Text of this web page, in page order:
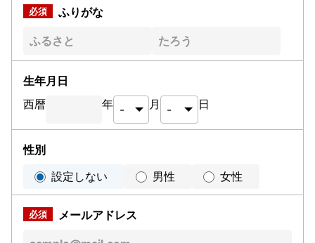
ふりがな
生年月日
西暦
年 月 日
性別
設定しない
男性 女性
メールアドレス